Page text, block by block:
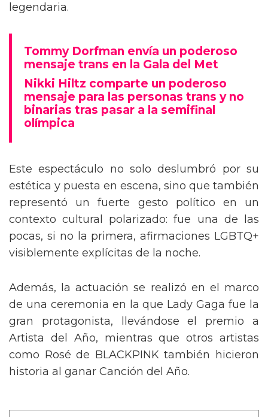
legendaria.
Tommy Dorfman envía un poderoso
mensaje trans en la Gala del Met
Nikki Hiltz comparte un poderoso
mensaje para las personas trans y no
binarias tras pasar a la semifinal
olímpica
Este espectáculo no solo deslumbró por su
estética y puesta en escena, sino que también
representó un fuerte gesto político en un
contexto cultural polarizado: fue una de las
pocas, si no la primera, afirmaciones LGBTQ+
visiblemente explícitas de la noche.
Además, la actuación se realizó en el marco
de una ceremonia en la que Lady Gaga fue la
gran protagonista, llevándose el premio a
Artista del Año, mientras que otros artistas
como Rosé de BLACKPINK también hicieron
historia al ganar Canción del Año.